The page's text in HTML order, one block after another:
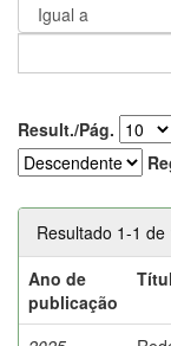
Result./Pág.
Resultado 1-1 de
Ano de
publicação